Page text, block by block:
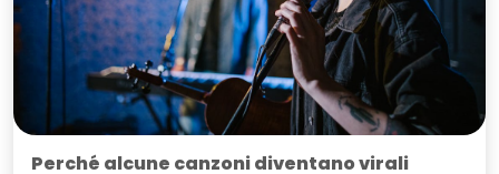
Perché alcune canzoni diventano virali